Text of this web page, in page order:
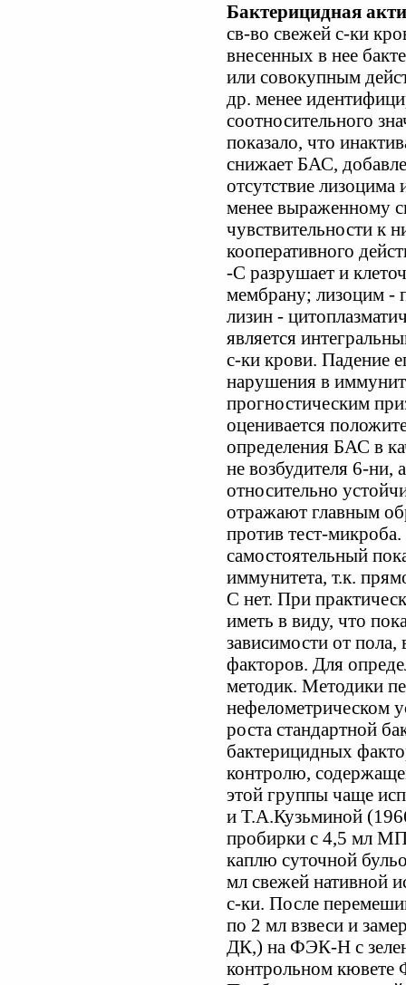
Бактерицидная
св-во свежей с-ки
внесенных в нее
или совокупным
др. менее
соотносительного
показало, что
снижает БАС,
отсутствие лизоцима
менее выраженному
чувствительности к
кооперативного
-С разрушает и
мембрану; лизоцим -
лизин -
является
с-ки крови. Падение
нарушения в
прогностическим
оценивается
определения БАС в
не возбудителя 6-
относительно
отражают главным
против тест-
самостоятельный
иммунитета, т.к.
С нет. При
иметь в виду, что
зависимости от пола,
факторов. Для
методик. Методики
нефелометрическом
роста стандартной
бактерицидных
контролю,
этой группы чаще
и Т.А.Кузьминой
пробирки с 4,5 мл
каплю суточной
мл свежей нативной
с-ки. После
по 2 мл взвеси и
ДК,) на ФЭК-Н с
контрольном